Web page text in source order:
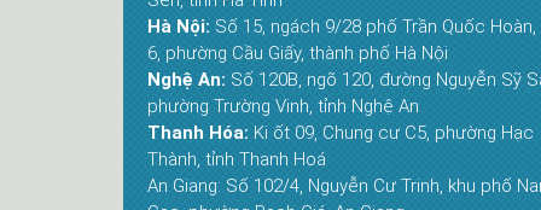
Hà Nội: Số 15, ngách 9/28 phố Trần Quốc
6, phường Cầu Giấy, thành phố Hà Nội
Nghệ An: Số 120B, ngõ 120, đường Nguyễn Sỹ
phường Trường Vinh, tỉnh Nghệ An
Thanh Hóa: Ki ốt 09, Chung cư C5, phường Hạc
Thành, tỉnh Thanh Hoá
An Giang: Số 102/4, Nguyễn Cư Trinh, khu phố